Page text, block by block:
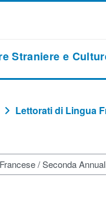
Straniere e
Lettorati di Lingua